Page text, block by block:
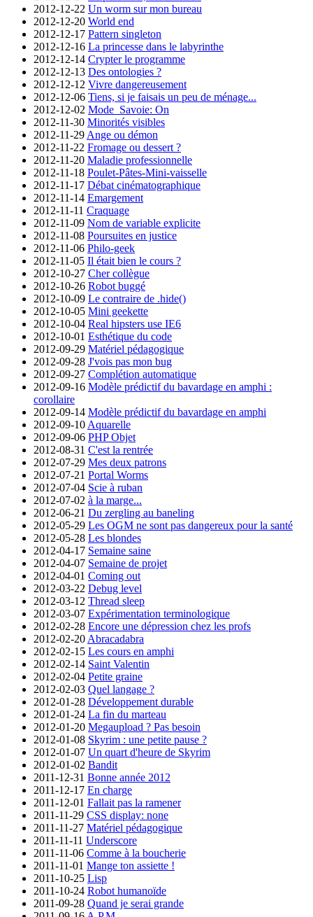
2012-12-22 Un worm sur mon bureau
2012-12-20 World end
2012-12-17 Pattern singleton
2012-12-16 La princesse dans le labyrinthe
2012-12-14 Crypter le programme
2012-12-13 Des ontologies ?
2012-12-12 Vivre dangereusement
2012-12-06 Tiens, si je faisais un peu de ménage...
2012-12-02 Mode_Savoie: On
2012-11-30 Minorités visibles
2012-11-29 Ange ou démon
2012-11-22 Fromage ou dessert ?
2012-11-20 Maladie professionnelle
2012-11-18 Poulet-Pâtes-Mini-vaisselle
2012-11-17 Débat cinématographique
2012-11-14 Emargement
2012-11-11 Craquage
2012-11-09 Nom de variable explicite
2012-11-08 Poursuites en justice
2012-11-06 Philo-geek
2012-11-05 Il était bien le cours ?
2012-10-27 Cher collègue
2012-10-26 Robot buggé
2012-10-09 Le contraire de .hide()
2012-10-05 Mini geekette
2012-10-04 Real hipsters use IE6
2012-10-01 Esthétique du code
2012-09-29 Matériel pédagogique
2012-09-28 J'vois pas mon bug
2012-09-27 Complétion automatique
2012-09-16 Modèle prédictif du bavardage en amphi :
corollaire
2012-09-14 Modèle prédictif du bavardage en amphi
2012-09-10 Aquarelle
2012-09-06 PHP Objet
2012-08-31 C'est la rentrée
2012-07-29 Mes deux patrons
2012-07-21 Portal Worms
2012-07-04 Scie à ruban
2012-07-02 à la marge...
2012-06-21 Du zergling au baneling
2012-05-29 Les OGM ne sont pas dangereux pour la santé
2012-05-28 Les blondes
2012-04-17 Semaine saine
2012-04-07 Semaine de projet
2012-04-01 Coming out
2012-03-22 Debug level
2012-03-12 Thread sleep
2012-03-07 Expérimentation terminologique
2012-02-28 Encore une dépression chez les profs
2012-02-20 Abracadabra
2012-02-15 Les cours en amphi
2012-02-14 Saint Valentin
2012-02-04 Petite graine
2012-02-03 Quel langage ?
2012-01-28 Développement durable
2012-01-24 La fin du marteau
2012-01-20 Megaupload ? Pas besoin
2012-01-08 Skyrim : une petite pause ?
2012-01-07 Un quart d'heure de Skyrim
2012-01-02 Bandit
2011-12-31 Bonne année 2012
2011-12-17 En charge
2011-12-01 Fallait pas la ramener
2011-11-29 CSS display: none
2011-11-27 Matériel pédagogique
2011-11-11 Underscore
2011-11-06 Comme à la boucherie
2011-11-01 Mange ton assiette !
2011-10-25 Lisp
2011-10-24 Robot humanoïde
2011-09-28 Quand je serai grande